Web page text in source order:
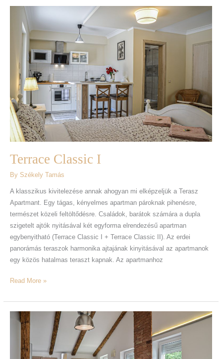
Terrace Classic I
By Székely Tamás
A klasszikus kivitelezése annak ahogyan mi elképzeljük a Terasz
Apartmant. Egy tágas, kényelmes apartman pároknak pihenésre,
természet közeli feltöltődésre. Családok, barátok számára a dupla
szigetelt ajtók nyitásával két egyforma elrendezésű apartman
egybenyitható (Terrace Classic I + Terrace Classic II). Az erdei
panorámás teraszok harmonika ajtajának kinyitásával az apartmanok
egy közös hatalmas teraszt kapnak. Az apartmanhoz
Terrace
Classic
Read More »
Terrace
Grand